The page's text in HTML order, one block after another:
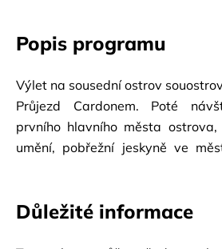
Popis programu
Výlet na sousední ostrov
Průjezd Cardonem. Poté
prvního hlavního města ostrova,
umění, pobřežní jeskyně ve
Na závěr návštěva známého
Důležité informace